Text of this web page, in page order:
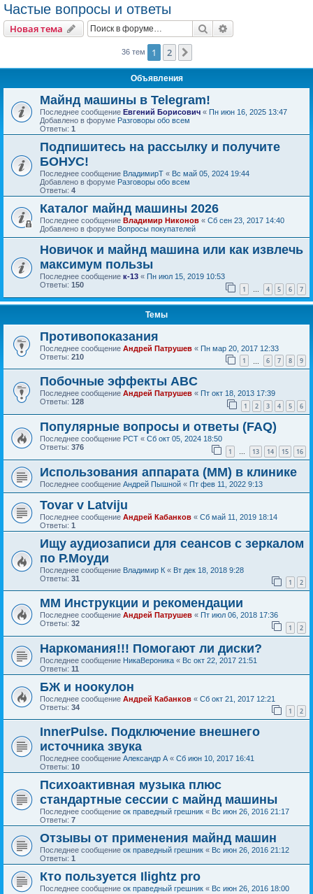
Частые вопросы и ответы
Новая тема Поиск
36 тем 1 2
Объявления
Майнд машины в Telegram!
Последнее сообщение Евгений Борисович « Пн июн 16, 2025 13:47
Добавлено в форуме Разговоры обо всем
Ответы: 1
Подпишитесь на рассылку и получите
БОНУС!
Последнее сообщение ВладимирТ « Вс май 05, 2024 19:44
Добавлено в форуме Разговоры обо всем
Ответы: 4
Каталог майнд машины 2026
Последнее сообщение Владимир Никонов « Сб сен 23, 2017 14:40
Добавлено в форуме Вопросы покупателей
Новичок и майнд машина или как извлечь
максимум пользы
Последнее сообщение к-13 « Пн июл 15, 2019 10:53
Ответы: 150 1 … 4 5 6 7
Темы
Противопоказания
Последнее сообщение Андрей Патрушев « Пн мар 20, 2017 12:33
Ответы: 210 1 6 7 8 9
Побочные эффекты ABC
Последнее сообщение Андрей Патрушев « Пт окт 18, 2013 17:39
Ответы: 128 1 2 3 4 5 6
Популярные вопросы и ответы (FAQ)
Последнее сообщение РСТ « Сб окт 05, 2024 18:50
Ответы: 376 1 … 13 14 15 16
Использования аппарата (ММ) в клинике
Последнее сообщение Андрей Пышной « Пт фев 11, 2022 9:13
Tovar v Latviju
Последнее сообщение Андрей Кабанков « Сб май 11, 2019 18:14
Ответы: 1
Ищу аудиозаписи для сеансов с зеркалом
по Р.Моуди
Последнее сообщение Владимир К « Вт дек 18, 2018 9:28
Ответы: 31 1 2
ММ Инструкции и рекомендации
Последнее сообщение Андрей Патрушев « Пт июл 06, 2018 17:36
Ответы: 32 1 2
Наркомания!!! Помогают ли диски?
Последнее сообщение НикаВероника « Вс окт 22, 2017 21:51
Ответы: 11
БЖ и ноокулон
Последнее сообщение Андрей Кабанков « Сб окт 21, 2017 12:21
Ответы: 34 1 2
InnerPulse. Подключение внешнего
источника звука
Последнее сообщение Александр А« Сб июн 10, 2017 16:41
Ответы: 10
Психоактивная музыка плюс
стандартные сессии с майнд машины
Последнее сообщение ок праведный грешник « Вс июн 26, 2016 21:17
Ответы: 7
Отзывы от применения майнд машин
Последнее сообщение ок праведный грешник « Вс июн 26, 2016 21:12
Ответы: 1
Кто пользуется Ilightz pro
Последнее сообщение ок праведный грешник « Вс июн 26, 2016 18:00